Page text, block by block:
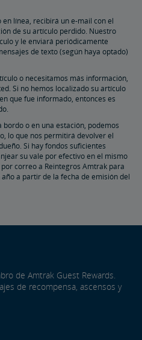
línea, recibirá un e-mail con el
de su artículo perdido. Nuestro
y le enviará periódicamente
de texto (según haya optado)
o necesitamos más información,
Si no hemos localizado su artículo
que fue informado, entonces es
o en una estación, podemos
lo que nos permitirá devolver el
Si hay fondos suficientes
su vale por efectivo en el mismo
correo a Reintegros Amtrak para
a partir de la fecha de emisión del
de Amtrak Guest Rewards.
de recompensa, ascensos y